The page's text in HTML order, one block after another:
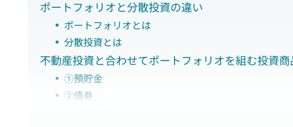
ポートフォリオと分散投資の違い
ポートフォリオとは
分散投資とは
不動産投資と合わせてポートフォリオを組む投資商
①預貯金
②債券